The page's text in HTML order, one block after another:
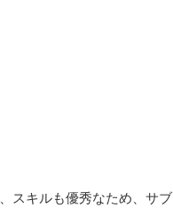
スキルも優秀なため、サブ